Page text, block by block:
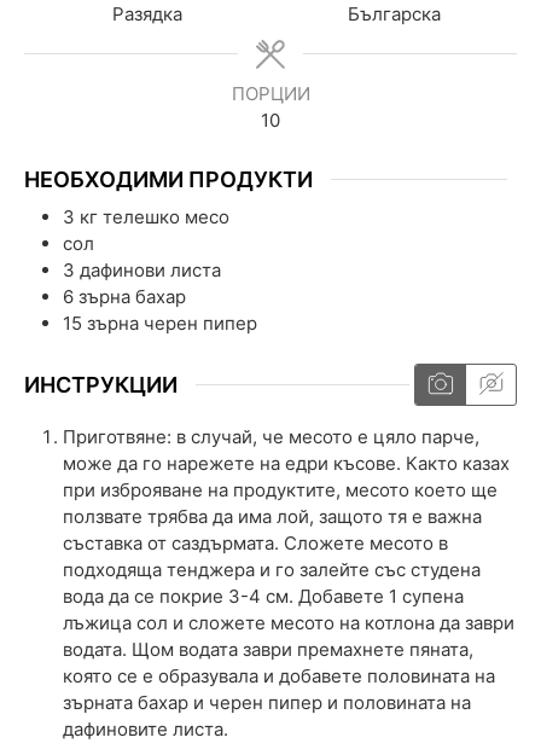
Разядка
Българска
ПОРЦИИ
10
НЕОБХОДИМИ ПРОДУКТИ
3 кг телешко месо
сол
3 дафинови листа
6 зърна бахар
15 зърна черен пипер
ИНСТРУКЦИИ
Приготвяне: в случай, че месото е цяло парче,
може да го нарежете на едри късове. Както казах
при изброяване на продуктите, месото което ще
ползвате трябва да има лой, защото тя е важна
съставка от саздърмата. Сложете месото в
подходяща тенджера и го залейте със студена
вода да се покрие 3-4 см. Добавете 1 супена
лъжица сол и сложете месото на котлона да заври
водата. Щом водата заври премахнете пяната,
която се е образувала и добавете половината на
зърната бахар и черен пипер и половината на
дафиновите листа.